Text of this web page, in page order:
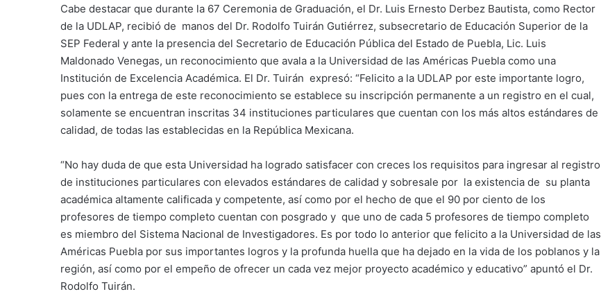
Cabe destacar que durante la 67 Ceremonia de Graduación, el Dr. Luis Ernesto Derbez Bautista, como Rector
de la UDLAP, recibió de manos del Dr. Rodolfo Tuirán Gutiérrez, subsecretario de Educación Superior de la
SEP Federal y ante la presencia del Secretario de Educación Pública del Estado de Puebla, Lic. Luis
Maldonado Venegas, un reconocimiento que avala a la Universidad de las Américas Puebla como una
Institución de Excelencia Académica. El Dr. Tuirán expresó: “Felicito a la UDLAP por este importante logro,
pues con la entrega de este reconocimiento se establece su inscripción permanente a un registro en el cual,
solamente se encuentran inscritas 34 instituciones particulares que cuentan con los más altos estándares de
calidad, de todas las establecidas en la República Mexicana.
“No hay duda de que esta Universidad ha logrado satisfacer con creces los requisitos para ingresar al registro
de instituciones particulares con elevados estándares de calidad y sobresale por la existencia de su planta
académica altamente calificada y competente, así como por el hecho de que el 90 por ciento de los
profesores de tiempo completo cuentan con posgrado y que uno de cada 5 profesores de tiempo completo
es miembro del Sistema Nacional de Investigadores. Es por todo lo anterior que felicito a la Universidad de las
Américas Puebla por sus importantes logros y la profunda huella que ha dejado en la vida de los poblanos y la
región, así como por el empeño de ofrecer un cada vez mejor proyecto académico y educativo” apuntó el Dr.
Rodolfo Tuirán.